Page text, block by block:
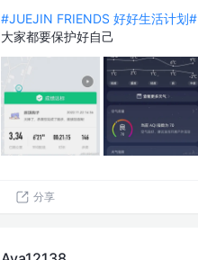
#JUEJIN FRIENDS 好好生活计划#
大家都要保护好自己
分享